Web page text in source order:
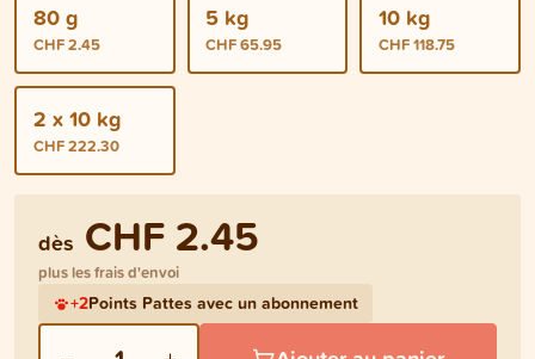
80 g
CHF 2.45
5 kg
CHF 65.95
10 kg
CHF 118.75
2 x 10 kg
CHF 222.30
dès CHF 2.45
plus les frais d'envoi
+2Points Pattes avec un abonnement